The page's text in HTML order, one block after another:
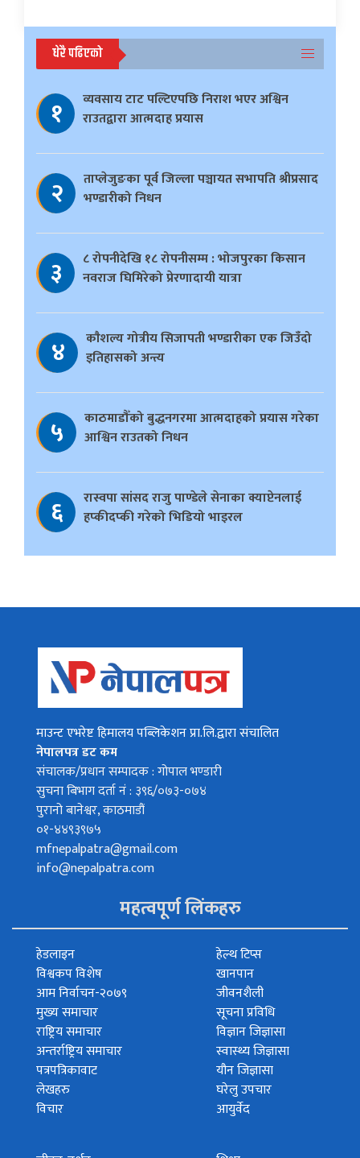
धेरै पढिएको
१
व्यवसाय टाट पल्टिएपछि निराश भएर अश्विन
राउतद्वारा आत्मदाह प्रयास
२
ताप्लेजुङका पूर्व जिल्ला पञ्चायत सभापति श्रीप्रसाद
भण्डारीको निधन
३
८ रोपनीदेखि १८ रोपनीसम्म : भोजपुरका किसान
नवराज घिमिरेको प्रेरणादायी यात्रा
४
काैशल्य गोत्रीय सिजापती भण्डारीका एक जिउँदो
इतिहासको अन्त्य
५
काठमाडौँको बुद्धनगरमा आत्मदाहको प्रयास गरेका
आश्विन राउतको निधन
६
रास्वपा सांसद राजु पाण्डेले सेनाका क्याप्टेनलाई
हप्कीदप्की गरेको भिडियो भाइरल
माउन्ट एभरेष्ट हिमालय पब्लिकेशन प्रा.लि.द्वारा संचालित
नेपालपत्र डट कम
संचालक/प्रधान सम्पादक : गोपाल भण्डारी
सुचना बिभाग दर्ता नं : ३९६/०७३-०७४
पुरानो बानेश्वर, काठमाडौं
०१-४४९३९७५
mfnepalpatra@gmail.com
info@nepalpatra.com
महत्वपूर्ण लिंकहरु
हेडलाइन
विश्वकप विशेष
आम निर्वाचन-२०७९
मुख्य समाचार
राष्ट्रिय समाचार
अन्तर्राष्ट्रिय समाचार
पत्रपत्रिकावाट
लेखहरु
विचार
हेल्थ टिप्स
खानपान
जीवनशैली
सूचना प्रविधि
विज्ञान जिज्ञासा
स्वास्थ्य जिज्ञासा
यौन जिज्ञासा
घरेलु उपचार
आयुर्वेद